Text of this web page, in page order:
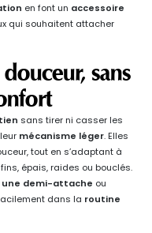
en font un accessoire
qui souhaitent attacher
sans
sans tirer ni casser les
mécanisme léger. Elles
tout en s’adaptant à
fins, épais, raides ou bouclés.
une demi-attache ou
dans la routine